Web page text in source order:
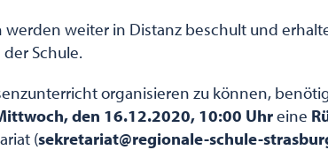
werden weiter in Distanz beschult und
Schule.
organisieren zu können,
den 16.12.2020, 10:00 Uhreine
(sekretariat@regionale-schule-